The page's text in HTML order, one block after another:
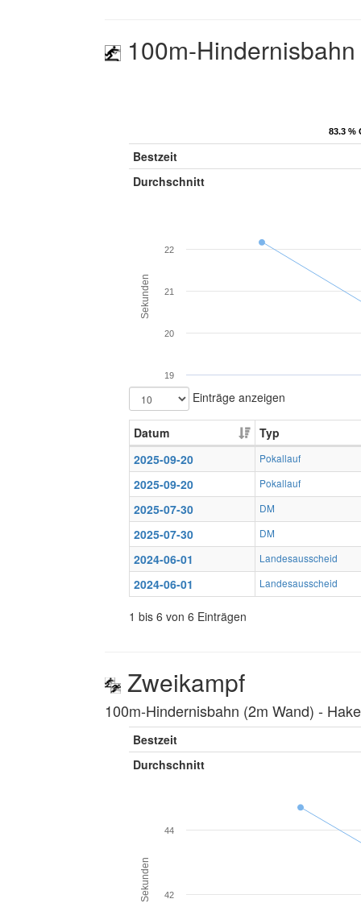
100m-
83.3 %
83.3 %
Bestzeit
Durchschnitt
Sekunden
19
20
21
22
Einträge anzeigen
Datum
Typ
2025-09-20
Pokallauf
2025-09-20 Pokallauf
2025-07-30 DM
2025-07-30 DM
2024-06-01 Landesausscheid
2024-06-01 Landesausscheid
1 bis 6 von 6 Einträgen
Zweikampf
100m-Hindernisbahn (2m Wand) ‐
Bestzeit
Durchschnitt
Sekunden 42
44